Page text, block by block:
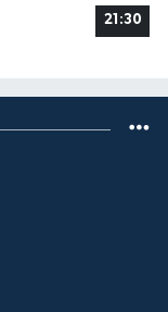
21:30